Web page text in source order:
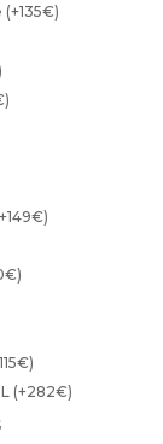
(+135€)
)
149€)
€)
€)
(+282€)